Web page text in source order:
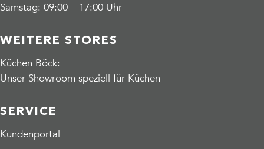
Samstag: 09:00 – 17:00 Uhr
WEITERE STORES
Küchen Böck:
Unser Showroom speziell für Küchen
SERVICE
Kundenportal